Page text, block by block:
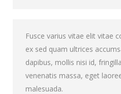
Fusce varius vitae elit vitae
ex sed quam ultrices
dapibus, mollis nisi id,
venenatis massa, eget
malesuada.